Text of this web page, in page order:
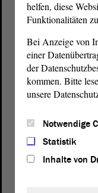
Postanschrift
Landtagvon
Domplatz 6–9
helfen, diese
Funktionalitäten
Bei Anzeige von
einer
der
kommen. Bitte
unsere
Notwendige
Statistik
Inhalte von